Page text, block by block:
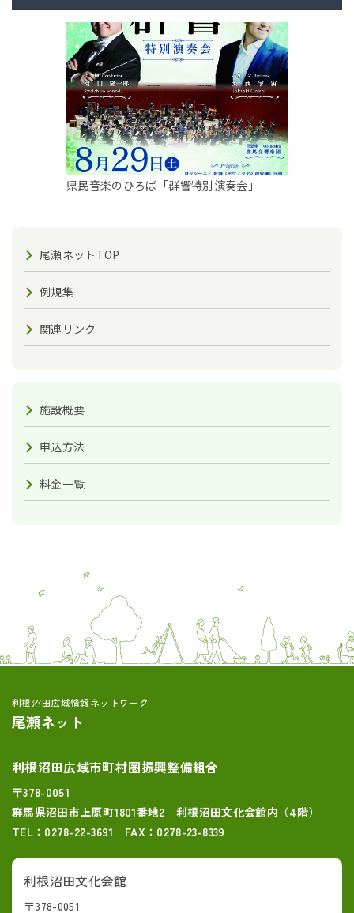
県民音楽のひろば「群響特別演奏会」
尾瀬ネットTOP
例規集
関連リンク
施設概要
申込方法
料金一覧
利根沼田広域情報ネットワーク
尾瀬ネット
利根沼田広域市町村圏振興整備組合
〒378-0051
群馬県沼田市上原町1801番地2 利根沼田文化会館内（4階）
TEL：0278-22-3691 FAX：0278-23-8339
利根沼田文化会館
〒378-0051